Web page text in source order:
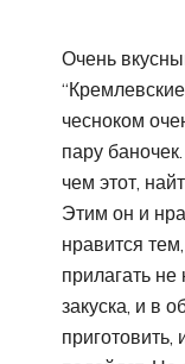
Очень
чесноком
пару
чем этот,
Этим он и
нравится
прилагать не
закуска, и в
приготовить,